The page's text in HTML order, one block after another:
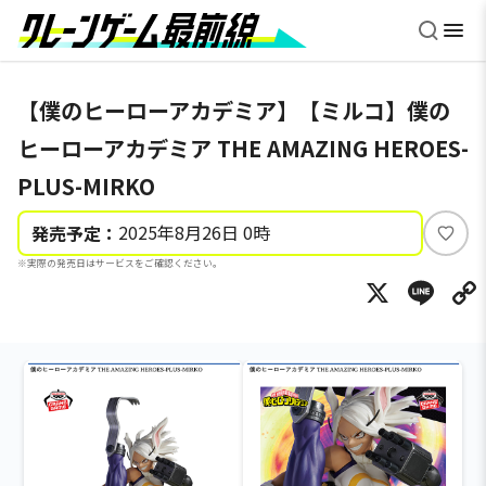
【僕のヒーローアカデミア】【ミルコ】僕の
ヒーローアカデミア THE AMAZING HEROES-
PLUS-MIRKO
発売予定： 2025年8月26日 0時
※実際の発売日はサービスをご確認ください。
い
ね
X